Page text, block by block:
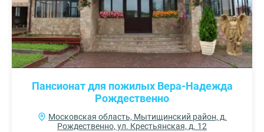
Пансионат для пожилых Вера-Надежда
Рождественно
Московская область, Мытищинский район, д.
Рождественно, ул. Крестьянская, д. 12